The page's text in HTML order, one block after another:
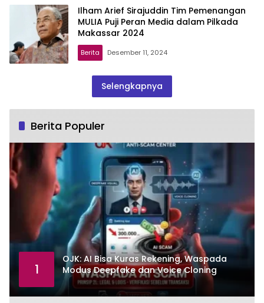
Ilham Arief Sirajuddin Tim Pemenangan
MULIA Puji Peran Media dalam Pilkada
Makassar 2024
Berita Desember 11, 2024
Selengkapnya
Berita Populer
1
OJK: AI Bisa Kuras Rekening, Waspada
Modus Deepfake dan Voice Cloning